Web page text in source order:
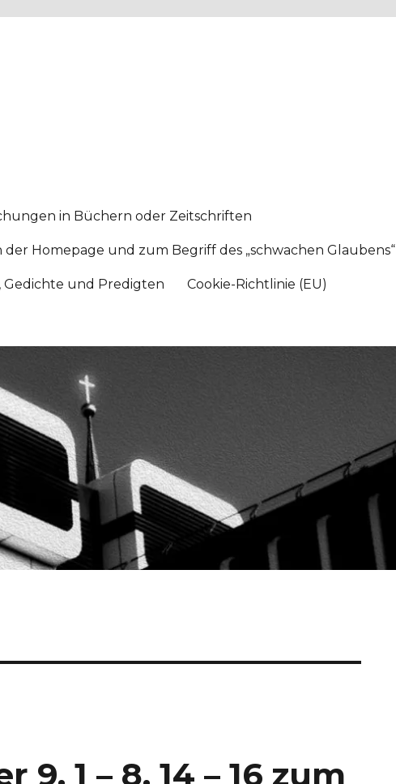
in Büchern oder Zeitschriften
Homepage und zum Begriff des „schwachen Glaubens“
Gedichte und Predigten Cookie-Richtlinie (EU)
1 – 8, 14 – 16 zum